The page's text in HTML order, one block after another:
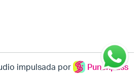
impulsada por Punchpass